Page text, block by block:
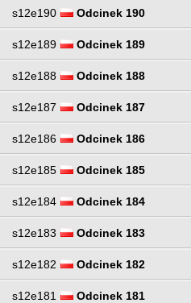
s12e190 Odcinek 190
s12e189 Odcinek 189
s12e188 Odcinek 188
s12e187 Odcinek 187
s12e186 Odcinek 186
s12e185 Odcinek 185
s12e184 Odcinek 184
s12e183 Odcinek 183
s12e182 Odcinek 182
s12e181 Odcinek 181